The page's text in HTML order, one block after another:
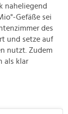
naheliegend
Gefäße sei
des
und setze auf
nutzt. Zudem
als klar